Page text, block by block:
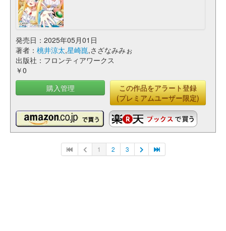
発売日：2025年05月01日
著者： 桃井涼太,星崎崑,さざなみみぉ
出版社：フロンティアワークス
￥0
購入管理
この作品をアラート登録
(プレミアムユーザー限定)
1 2 3